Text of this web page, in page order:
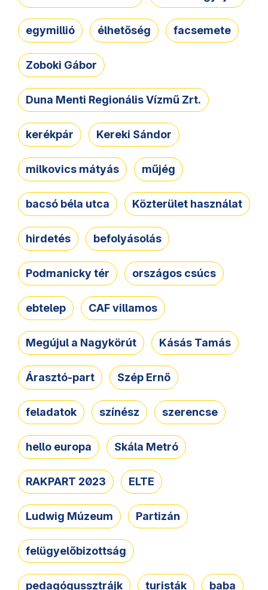
egymillió élhetőség facsemete
Zoboki Gábor
Duna Menti Regionális Vízmű Zrt.
kerékpár Kereki Sándor
milkovics mátyás műjég
bacsó béla utca Közterület használat
hirdetés befolyásolás
Podmanicky tér országos csúcs
ebtelep CAF villamos
Megújul a Nagykörút Kásás Tamás
Árasztó-part Szép Ernő
feladatok színész szerencse
hello europa Skála Metró
RAKPART 2023 ELTE
Ludwig Múzeum Partizán
felügyelőbizottság
pedagógussztrájk turisták baba